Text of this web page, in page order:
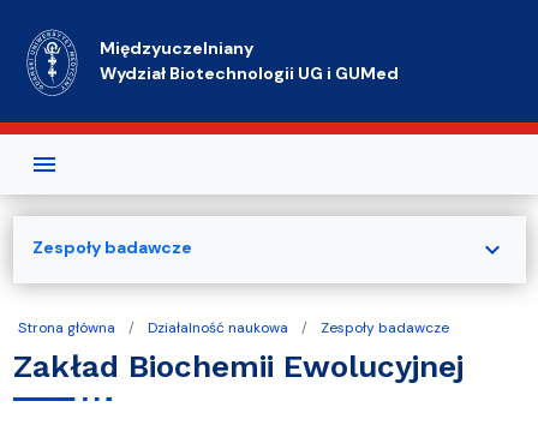
Międzyuczelniany
Wydział Biotechnologii UG i GUMed
Strona główna Działalność naukowa Zespoły badawcze
Zakład Biochemii Ewolucyjnej
Zespoły badawcze expand_more